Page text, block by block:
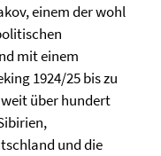
einem der wohl
mit einem
1924/25 bis zu
über hundert
und die